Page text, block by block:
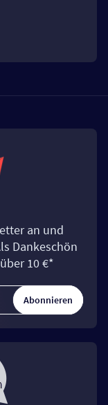
an und
Dankeschön
10 €*
Abonnieren